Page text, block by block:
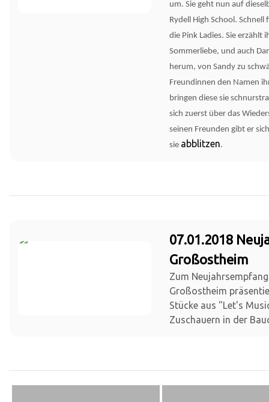
um. Sie geht nun auf
Rydell High School.
die Pink Ladies. Sie erzählt
Sommerliebe, und auch
herum, von Sandy zu
Freundinnen den Namen
bringen diese sie
sich zuerst über das
seinen Freunden gibt er
sie abblitzen.
07.01.2018
Großostheim
Zum
Großostheim
Stücke aus "Let's
Zuschauern in der